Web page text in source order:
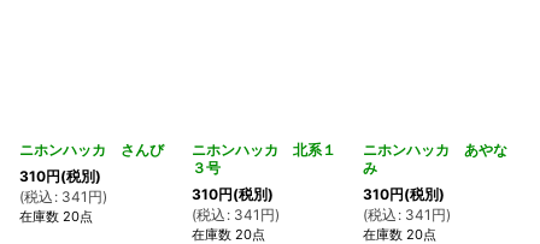
ニホンハッカ さんび
310円(税別)
(税込 : 341 円)
在庫数 20点
ニホンハッカ 北系１
３号
310円(税別)
(税込 : 341 円)
在庫数 20点
ニホンハッカ あやな
み
310円(税別)
(税込 : 341 円)
在庫数 20点